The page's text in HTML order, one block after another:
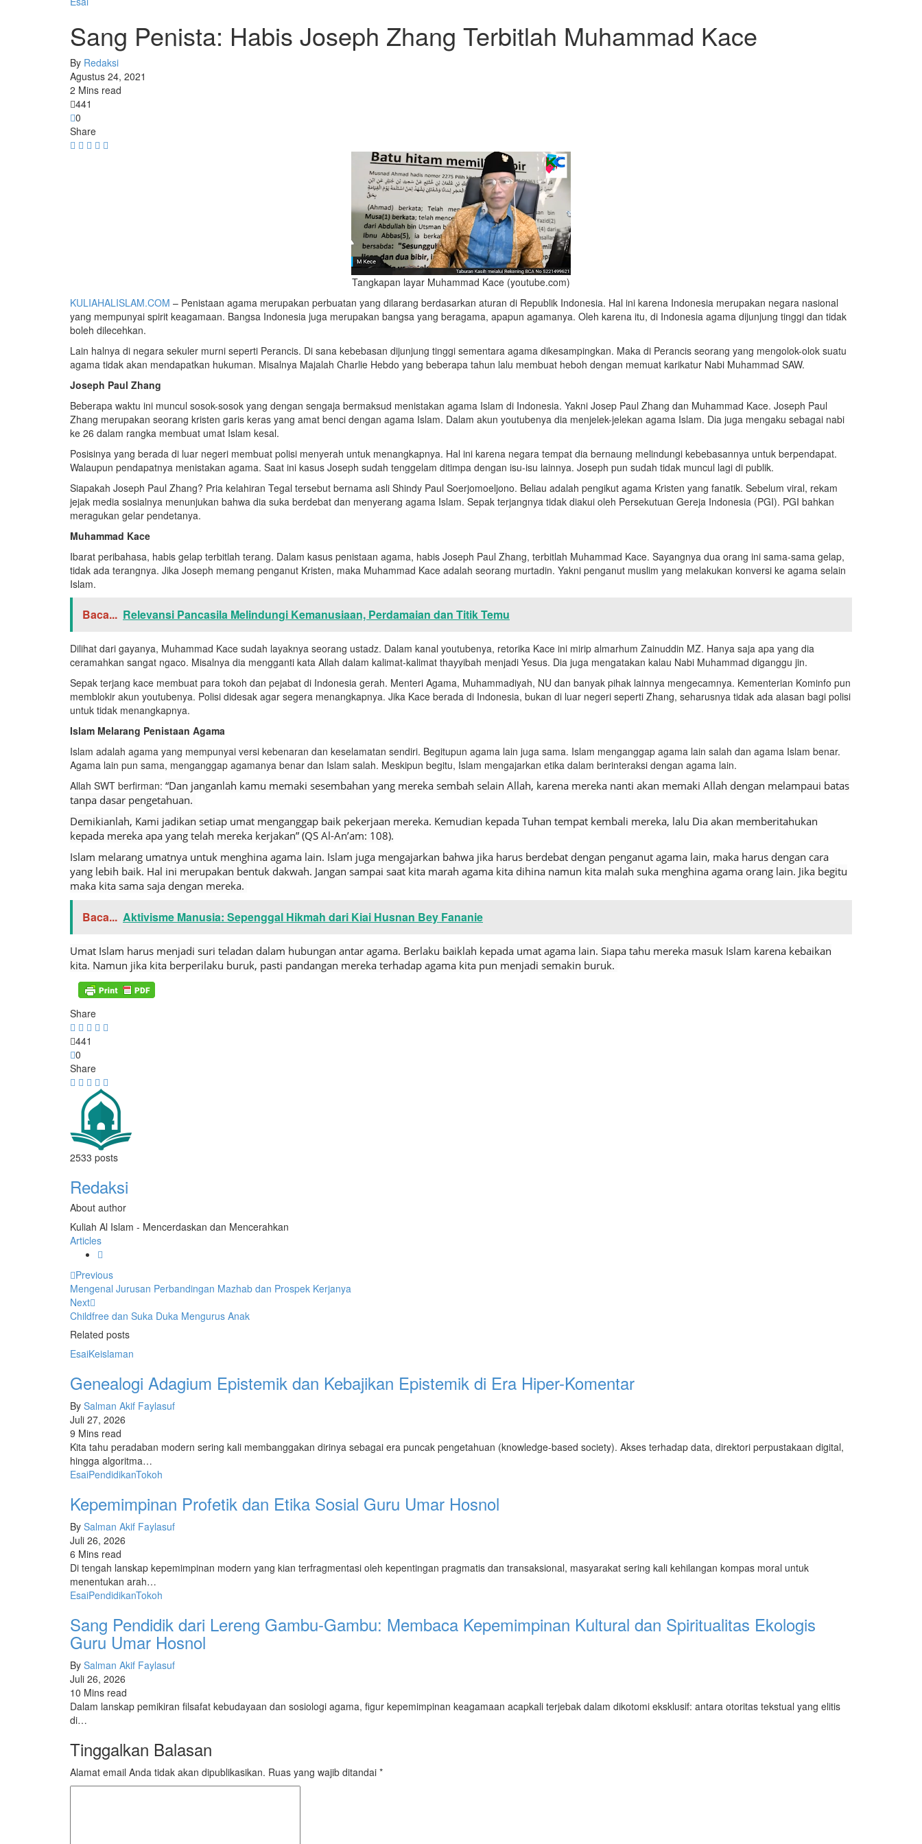
Sang Penista: Habis Joseph Zhang Terbitlah Muhammad Kace
By Redaksi
Agustus 24, 2021
2 Mins read
441
0
Share
Tangkapan layar Muhammad Kace (youtube.com)
KULIAHALISLAM.COM – Penistaan agama merupakan perbuatan yang dilarang berdasarkan aturan di Republik Indonesia. Hal ini karena Indonesia merupakan negara nasional
yang mempunyai spirit keagamaan. Bangsa Indonesia juga merupakan bangsa yang beragama, apapun agamanya. Oleh karena itu, di Indonesia agama dijunjung tinggi dan tidak
boleh dilecehkan.
Lain halnya di negara sekuler murni seperti Perancis. Di sana kebebasan dijunjung tinggi sementara agama dikesampingkan. Maka di Perancis seorang yang mengolok-olok suatu
agama tidak akan mendapatkan hukuman. Misalnya Majalah Charlie Hebdo yang beberapa tahun lalu membuat heboh dengan memuat karikatur Nabi Muhammad SAW.
Joseph Paul Zhang
Beberapa waktu ini muncul sosok-sosok yang dengan sengaja bermaksud menistakan agama Islam di Indonesia. Yakni Josep Paul Zhang dan Muhammad Kace. Joseph Paul
Zhang merupakan seorang kristen garis keras yang amat benci dengan agama Islam. Dalam akun youtubenya dia menjelek-jelekan agama Islam. Dia juga mengaku sebagai nabi
ke 26 dalam rangka membuat umat Islam kesal.
Posisinya yang berada di luar negeri membuat polisi menyerah untuk menangkapnya. Hal ini karena negara tempat dia bernaung melindungi kebebasannya untuk berpendapat.
Walaupun pendapatnya menistakan agama. Saat ini kasus Joseph sudah tenggelam ditimpa dengan isu-isu lainnya. Joseph pun sudah tidak muncul lagi di publik.
Siapakah Joseph Paul Zhang? Pria kelahiran Tegal tersebut bernama asli Shindy Paul Soerjomoeljono. Beliau adalah pengikut agama Kristen yang fanatik. Sebelum viral, rekam
jejak media sosialnya menunjukan bahwa dia suka berdebat dan menyerang agama Islam. Sepak terjangnya tidak diakui oleh Persekutuan Gereja Indonesia (PGI). PGI bahkan
meragukan gelar pendetanya.
Muhammad Kace
Ibarat peribahasa, habis gelap terbitlah terang. Dalam kasus penistaan agama, habis Joseph Paul Zhang, terbitlah Muhammad Kace. Sayangnya dua orang ini sama-sama gelap,
tidak ada terangnya. Jika Joseph memang penganut Kristen, maka Muhammad Kace adalah seorang murtadin. Yakni penganut muslim yang melakukan konversi ke agama selain
Islam.
Baca... Relevansi Pancasila Melindungi Kemanusiaan, Perdamaian dan Titik Temu
Dilihat dari gayanya, Muhammad Kace sudah layaknya seorang ustadz. Dalam kanal youtubenya, retorika Kace ini mirip almarhum Zainuddin MZ. Hanya saja apa yang dia
ceramahkan sangat ngaco. Misalnya dia mengganti kata Allah dalam kalimat-kalimat thayyibah menjadi Yesus. Dia juga mengatakan kalau Nabi Muhammad diganggu jin.
Sepak terjang kace membuat para tokoh dan pejabat di Indonesia gerah. Menteri Agama, Muhammadiyah, NU dan banyak pihak lainnya mengecamnya. Kementerian Kominfo pun
memblokir akun youtubenya. Polisi didesak agar segera menangkapnya. Jika Kace berada di Indonesia, bukan di luar negeri seperti Zhang, seharusnya tidak ada alasan bagi polisi
untuk tidak menangkapnya.
Islam Melarang Penistaan Agama
Islam adalah agama yang mempunyai versi kebenaran dan keselamatan sendiri. Begitupun agama lain juga sama. Islam menganggap agama lain salah dan agama Islam benar.
Agama lain pun sama, menganggap agamanya benar dan Islam salah. Meskipun begitu, Islam mengajarkan etika dalam berinteraksi dengan agama lain.
Allah SWT berfirman: “Dan janganlah kamu memaki sesembahan yang mereka sembah selain Allah, karena mereka nanti akan memaki Allah dengan melampaui batas
tanpa dasar pengetahuan.
Demikianlah, Kami jadikan setiap umat menganggap baik pekerjaan mereka. Kemudian kepada Tuhan tempat kembali mereka, lalu Dia akan memberitahukan
kepada mereka apa yang telah mereka kerjakan” (QS Al-An’am: 108).
Islam melarang umatnya untuk menghina agama lain. Islam juga mengajarkan bahwa jika harus berdebat dengan penganut agama lain, maka harus dengan cara
yang lebih baik. Hal ini merupakan bentuk dakwah. Jangan sampai saat kita marah agama kita dihina namun kita malah suka menghina agama orang lain. Jika begitu
maka kita sama saja dengan mereka.
Baca... Aktivisme Manusia: Sepenggal Hikmah dari Kiai Husnan Bey Fananie
Umat Islam harus menjadi suri teladan dalam hubungan antar agama. Berlaku baiklah kepada umat agama lain. Siapa tahu mereka masuk Islam karena kebaikan
kita. Namun jika kita berperilaku buruk, pasti pandangan mereka terhadap agama kita pun menjadi semakin buruk.
Share
441
0
Share
2533 posts
Redaksi
About author
Kuliah Al Islam - Mencerdaskan dan Mencerahkan
Articles
Previous
Mengenal Jurusan Perbandingan Mazhab dan Prospek Kerjanya
Next
Childfree dan Suka Duka Mengurus Anak
Related posts
EsaiKeislaman
Genealogi Adagium Epistemik dan Kebajikan Epistemik di Era Hiper-Komentar
By Salman Akif Faylasuf
Juli 27, 2026
9 Mins read
Kita tahu peradaban modern sering kali membanggakan dirinya sebagai era puncak pengetahuan (knowledge-based society). Akses terhadap data, direktori perpustakaan digital,
hingga algoritma…
EsaiPendidikanTokoh
Kepemimpinan Profetik dan Etika Sosial Guru Umar Hosnol
By Salman Akif Faylasuf
Juli 26, 2026
6 Mins read
Di tengah lanskap kepemimpinan modern yang kian terfragmentasi oleh kepentingan pragmatis dan transaksional, masyarakat sering kali kehilangan kompas moral untuk
menentukan arah…
EsaiPendidikanTokoh
Sang Pendidik dari Lereng Gambu-Gambu: Membaca Kepemimpinan Kultural dan Spiritualitas Ekologis
Guru Umar Hosnol
By Salman Akif Faylasuf
Juli 26, 2026
10 Mins read
Dalam lanskap pemikiran filsafat kebudayaan dan sosiologi agama, figur kepemimpinan keagamaan acapkali terjebak dalam dikotomi eksklusif: antara otoritas tekstual yang elitis
di…
Tinggalkan Balasan
Alamat email Anda tidak akan dipublikasikan. Ruas yang wajib ditandai *